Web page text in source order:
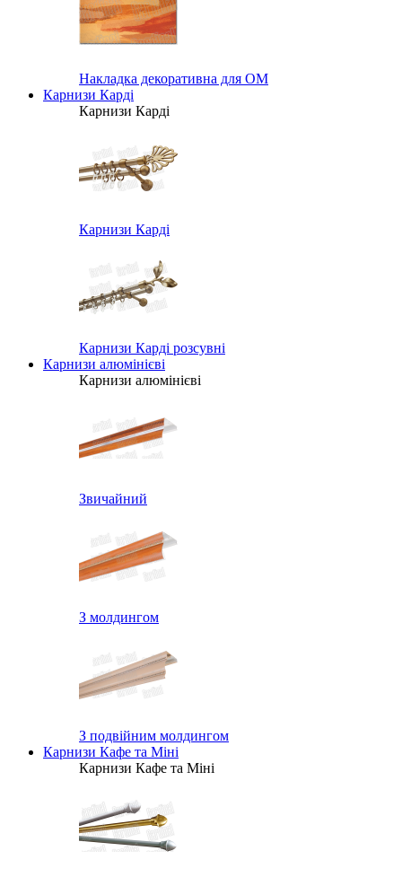
Накладка декоративна для ОМ
Карнизи Карді
Карнизи Карді
Карнизи Карді
Карнизи Карді розсувні
Карнизи алюмінієві
Карнизи алюмінієві
Звичайний
З молдингом
З подвійним молдингом
Карнизи Кафе та Міні
Карнизи Кафе та Міні